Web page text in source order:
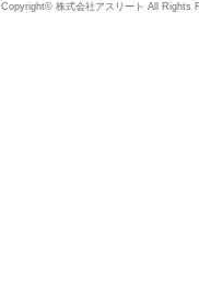
Copyright© 株式会社アスリート All Rights